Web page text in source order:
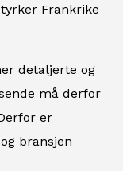
Frankrike
detaljerte og
må derfor
er
bransjen